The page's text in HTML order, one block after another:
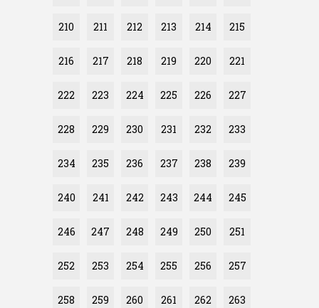
210 211 212 213 214 215
216 217 218 219 220 221
222 223 224 225 226 227
228 229 230 231 232 233
234 235 236 237 238 239
240 241 242 243 244 245
246 247 248 249 250 251
252 253 254 255 256 257
258 259 260 261 262 263